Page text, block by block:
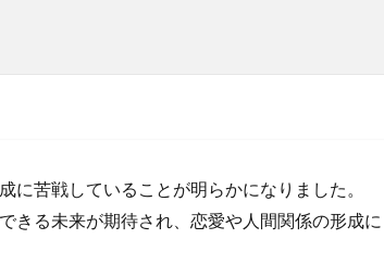
苦戦していることが明らかになりました。
きる未来が期待され、恋愛や人間関係の形成に